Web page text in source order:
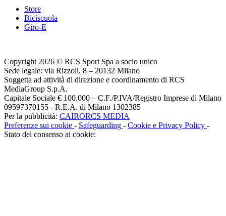
Store
Biciscuola
Giro-E
Copyright 2026 © RCS Sport Spa a socio unico
Sede legale: via Rizzoli, 8 – 20132 Milano
Soggetta ad attività di direzione e coordinamento di RCS
MediaGroup S.p.A.
Capitale Sociale € 100.000 – C.F./P.IVA/Registro Imprese di Milano
09597370155 - R.E.A. di Milano 1302385
Per la pubblicità: CAIRORCS MEDIA
Preferenze sui cookie - Safeguarding - Cookie e Privacy Policy -
Stato del consenso ai cookie: